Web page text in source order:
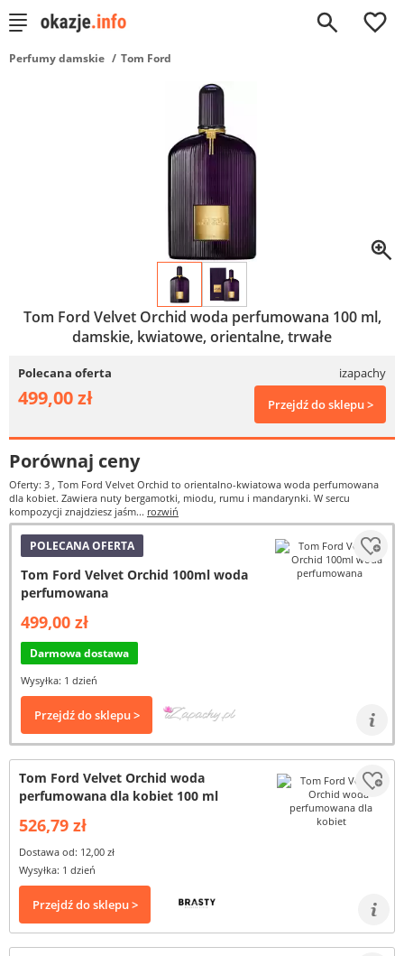
0
Perfumy damskie Tom Ford
Tom Ford Velvet Orchid woda perfumowana 100 ml,
damskie, kwiatowe, orientalne, trwałe
Polecana oferta izapachy
499,00 zł Przejdź do sklepu >
Porównaj ceny
Oferty: 3 , Tom Ford Velvet Orchid to orientalno-kwiatowa woda perfumowana
dla kobiet. Zawiera nuty bergamotki, miodu, rumu i mandarynki. W sercu
kompozycji znajdziesz jaśm... rozwiń
POLECANA OFERTA
Tom Ford Velvet Orchid 100ml woda
perfumowana
499,00 zł
Darmowa dostawa
Wysyłka: 1 dzień
Przejdź do sklepu >
Tom Ford Velvet Orchid woda
perfumowana dla kobiet 100 ml
526,79 zł
Dostawa od: 12,00 zł
Wysyłka: 1 dzień
Przejdź do sklepu >